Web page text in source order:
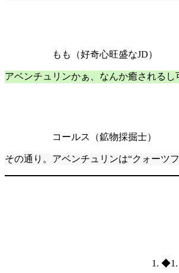
もも（好奇心旺盛なJD）
アベンチュリンかぁ、なんか癒される
コールス（鉱物採掘士）
その通り。アベンチュリンは“クォーツ
◆1.